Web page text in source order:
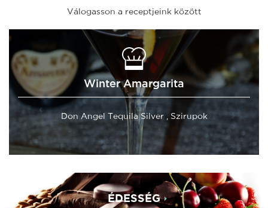
Válogasson a receptjeink között
Winter Amargarita
Don Angel Tequila Silver , Szirupok
ÉDESSÉG